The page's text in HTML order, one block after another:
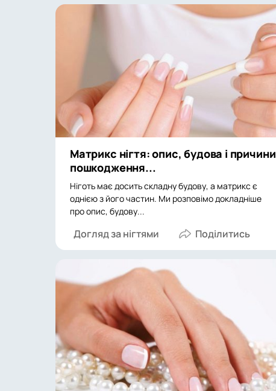
Матрикс нігтя: опис, будова і причини
пошкодження...
Ніготь має досить складну будову, а матрикс є
однією з його частин. Ми розповімо докладніше
про опис, будову...
Догляд за нігтями